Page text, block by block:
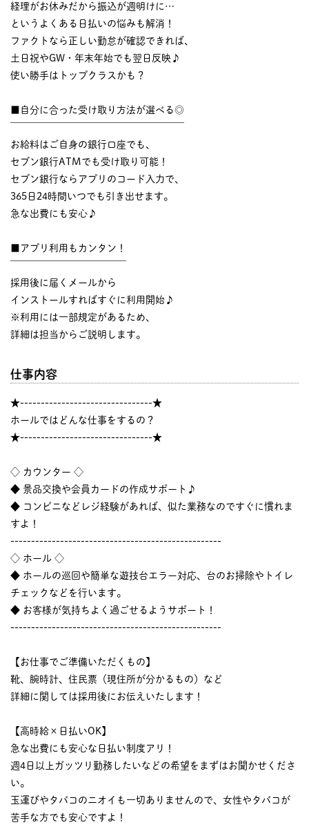
経理がお休みだから振込が週明けに…
というよくある日払いの悩みも解消！
ファクトなら正しい勤怠が確認できれば、
土日祝やGW・年末年始でも翌日反映♪
使い勝手はトップクラスかも？
■自分に合った受け取り方法が選べる◎
お給料はご自身の銀行口座でも、
セブン銀行ATMでも受け取り可能！
セブン銀行ならアプリのコード入力で、
365日24時間いつでも引き出せます。
急な出費にも安心♪
■アプリ利用もカンタン！
採用後に届くメールから
インストールすればすぐに利用開始♪
※利用には一部規定があるため、
詳細は担当からご説明します。
仕事内容
★--------------------------------★
ホールではどんな仕事をするの？
★--------------------------------★
◇ カウンター ◇
◆ 景品交換や会員カードの作成サポート♪
◆ コンビニなどレジ経験があれば、似た業務なのですぐに慣れま
すよ！
---------------------------------------------------
◇ ホール ◇
◆ ホールの巡回や簡単な遊技台エラー対応、台のお掃除やトイレ
チェックなどを行います。
◆ お客様が気持ちよく過ごせるようサポート！
---------------------------------------------------
【お仕事でご準備いただくもの】
靴、腕時計、住民票（現住所が分かるもの）など
詳細に関しては採用後にお伝えいたします！
【高時給×日払いOK】
急な出費にも安心な日払い制度アリ！
週4日以上ガッツリ勤務したいなどの希望をまずはお聞かせくださ
い。
玉運びやタバコのニオイも一切ありませんので、女性やタバコが
苦手な方でも安心ですよ！